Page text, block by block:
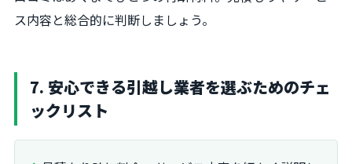
ス内容と総合的に判断しましょう。
7. 安心できる引越し業者を選ぶためのチェ
ックリスト